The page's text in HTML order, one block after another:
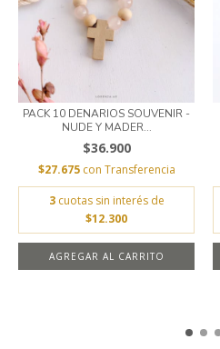
PACK 10 DENARIOS SOUVENIR -
NUDE Y MADER...
$36.900
$27.675 con Transferencia
3 cuotas sin interés de
$12.300